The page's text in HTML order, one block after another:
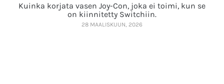
Kuinka korjata vasen Joy-Con, joka ei toimi, kun se
on kiinnitetty Switchiin.
28 MAALISKUUN, 2026